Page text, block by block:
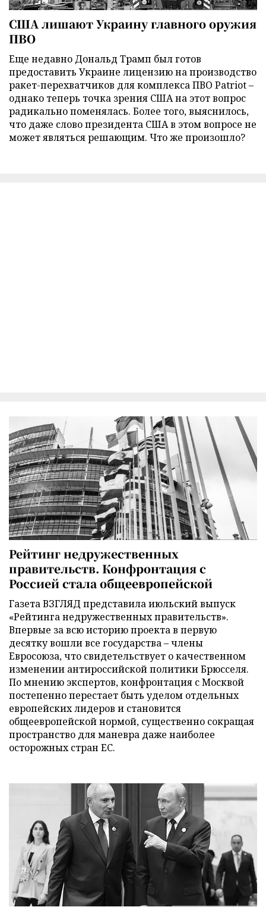
США лишают Украину главного оружия
ПВО
Еще недавно Дональд Трамп был готов
предоставить Украине лицензию на производство
ракет-перехватчиков для комплекса ПВО Patriot –
однако теперь точка зрения США на этот вопрос
радикально поменялась. Более того, выяснилось,
что даже слово президента США в этом вопросе не
может являться решающим. Что же произошло?
Рейтинг недружественных
правительств. Конфронтация с
Россией стала общеевропейской
Газета ВЗГЛЯД представила июльский выпуск
«Рейтинга недружественных правительств».
Впервые за всю историю проекта в первую
десятку вошли все государства – члены
Евросоюза, что свидетельствует о качественном
изменении антироссийской политики Брюсселя.
По мнению экспертов, конфронтация с Москвой
постепенно перестает быть уделом отдельных
европейских лидеров и становится
общеевропейской нормой, существенно сокращая
пространство для маневра даже наиболее
осторожных стран ЕС.